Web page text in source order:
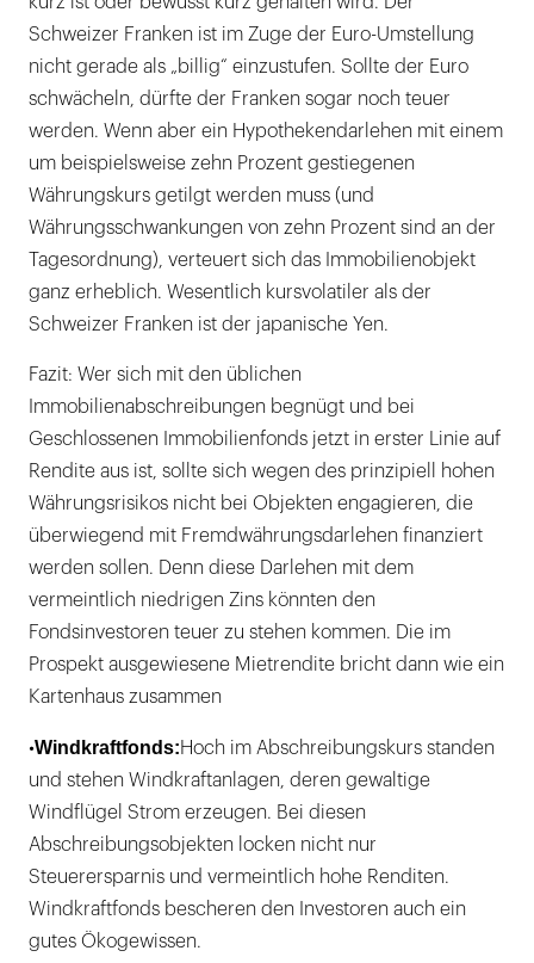
Schweizer Franken ist im Zuge der Euro-Umstellung
nicht gerade als „billig“ einzustufen. Sollte der Euro
schwächeln, dürfte der Franken sogar noch teuer
werden. Wenn aber ein Hypothekendarlehen mit einem
um beispielsweise zehn Prozent gestiegenen
Währungskurs getilgt werden muss (und
Währungsschwankungen von zehn Prozent sind an der
Tagesordnung), verteuert sich das Immobilienobjekt
ganz erheblich. Wesentlich kursvolatiler als der
Schweizer Franken ist der japanische Yen.
Fazit: Wer sich mit den üblichen
Immobilienabschreibungen begnügt und bei
Geschlossenen Immobilienfonds jetzt in erster Linie auf
Rendite aus ist, sollte sich wegen des prinzipiell hohen
Währungsrisikos nicht bei Objekten engagieren, die
überwiegend mit Fremdwährungsdarlehen finanziert
werden sollen. Denn diese Darlehen mit dem
vermeintlich niedrigen Zins könnten den
Fondsinvestoren teuer zu stehen kommen. Die im
Prospekt ausgewiesene Mietrendite bricht dann wie ein
Kartenhaus zusammen
•Windkraftfonds:Hoch im Abschreibungskurs standen
und stehen Windkraftanlagen, deren gewaltige
Windflügel Strom erzeugen. Bei diesen
Abschreibungsobjekten locken nicht nur
Steuerersparnis und vermeintlich hohe Renditen.
Windkraftfonds bescheren den Investoren auch ein
gutes Ökogewissen.